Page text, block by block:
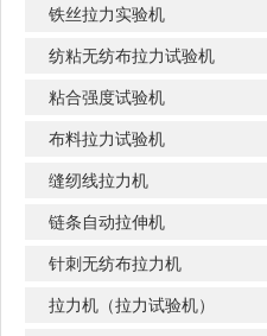
铁丝拉力实验机
纺粘无纺布拉力试验机
粘合强度试验机
布料拉力试验机
缝纫线拉力机
链条自动拉伸机
针刺无纺布拉力机
拉力机（拉力试验机）